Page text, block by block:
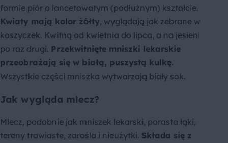
formie piór o lancetowatym (podłużnym) kształcie.
Kwiaty mają kolor żółty, wyglądają jak zebrane w
koszyczek. Kwitną od kwietnia do lipca, a na jesieni
po raz drugi. Przekwitnięte mniszki lekarskie
przeobrażają się w białą, puszystą kulkę.
Wszystkie części mniszka wytwarzają biały sok.
Jak wygląda mlecz?
Mlecz, podobnie jak mniszek lekarski, porasta łąki,
tereny trawiaste, zarośla i nieużytki. Składa się z